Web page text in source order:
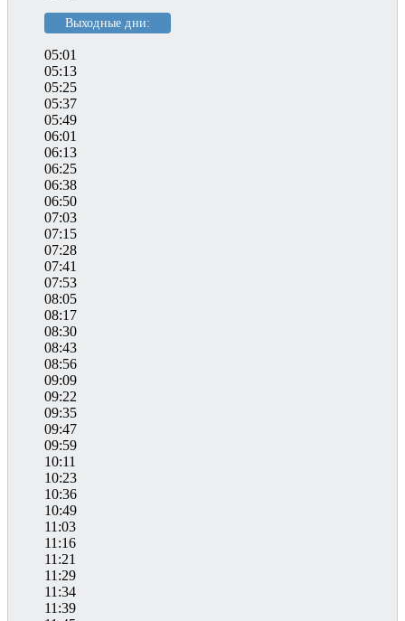
Выходные дни:
05:01
05:13
05:25
05:37
05:49
06:01
06:13
06:25
06:38
06:50
07:03
07:15
07:28
07:41
07:53
08:05
08:17
08:30
08:43
08:56
09:09
09:22
09:35
09:47
09:59
10:11
10:23
10:36
10:49
11:03
11:16
11:21
11:29
11:34
11:39